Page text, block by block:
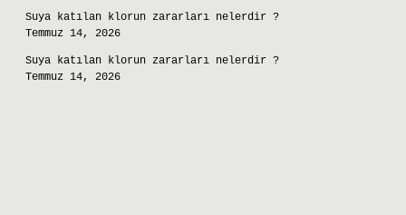
Suya katılan klorun zararları nelerdir ?
Temmuz 14, 2026
Suya katılan klorun zararları nelerdir ?
Temmuz 14, 2026